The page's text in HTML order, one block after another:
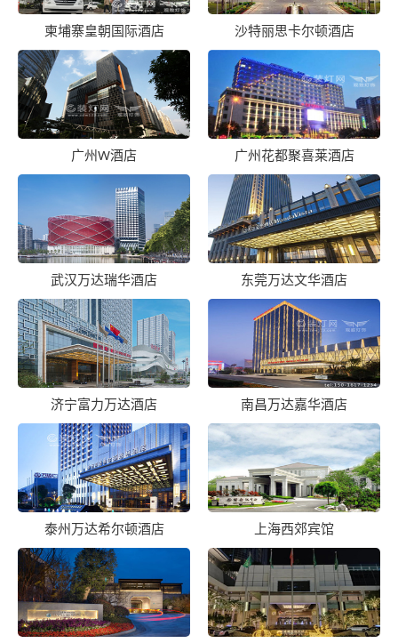
柬埔寨皇朝国际酒店 沙特丽思卡尔顿酒店
广州W酒店 广州花都聚喜莱酒店
武汉万达瑞华酒店 东莞万达文华酒店
济宁富力万达酒店 南昌万达嘉华酒店
泰州万达希尔顿酒店 上海西郊宾馆